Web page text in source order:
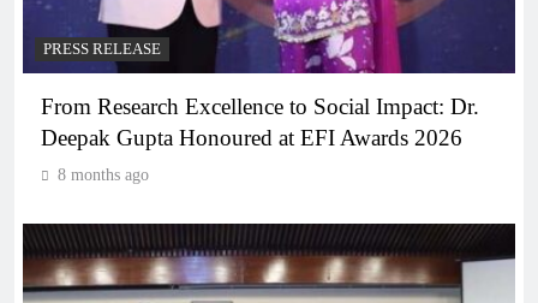
PRESS RELEASE
From Research Excellence to Social Impact: Dr.
Deepak Gupta Honoured at EFI Awards 2026
8 months ago